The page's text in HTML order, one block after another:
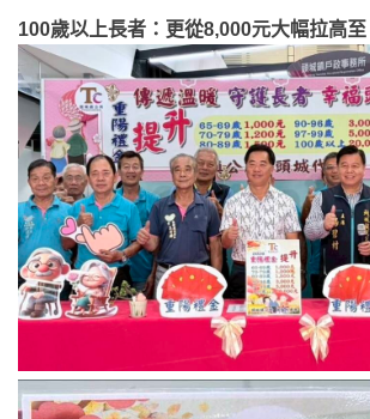
100歲以上長者：更從8,000元大幅拉高至